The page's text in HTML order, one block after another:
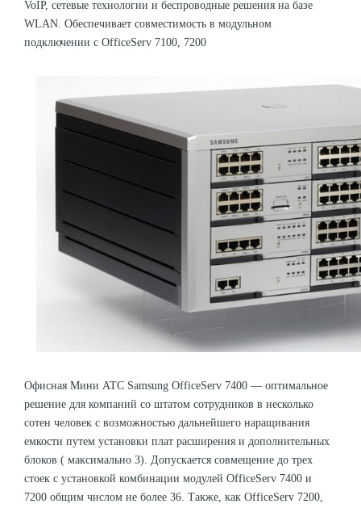
VoIP, сетевые технологии и беспроводные решения на базе
WLAN. Обеспечивает совместимость в модульном
подключении с OfficeServ 7100, 7200
Офисная Мини АТС Samsung OfficeServ 7400 — оптимальное
решение для компаний со штатом сотрудников в несколько
сотен человек с возможностью дальнейшего наращивания
емкости путем установки плат расширения и дополнительных
блоков ( максимально 3). Допускается совмещение до трех
стоек с установкой комбинации модулей OfficeServ 7400 и
7200 общим числом не более 36. Также, как OfficeServ 7200,